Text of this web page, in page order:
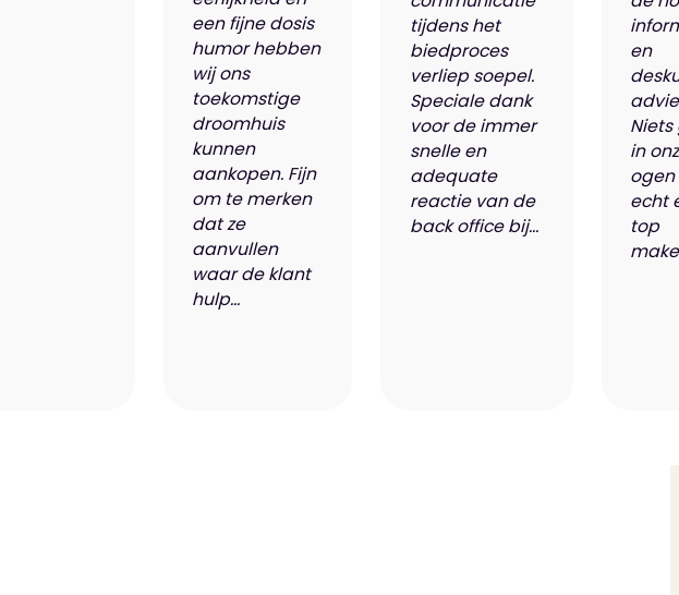
een fijne dosis
humor hebben
wij ons
toekomstige
droomhuis
kunnen
aankopen. Fijn
om te merken
dat ze
aanvullen
waar de klant
hulp...
tijdens het
biedproces
verliep soepel.
Speciale dank
voor de immer
snelle en
adequate
reactie van de
back office bij...
en
in
ogen
echt
top